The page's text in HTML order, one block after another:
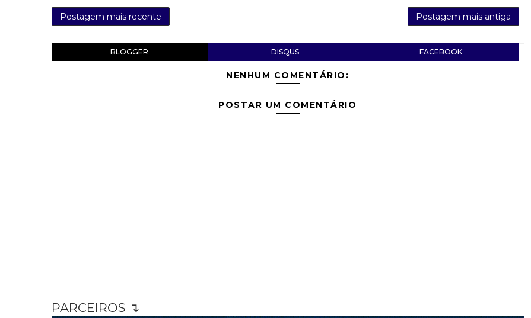
Postagem mais recente Postagem mais antiga
BLOGGER DISQUS FACEBOOK
NENHUM COMENTÁRIO:
POSTAR UM COMENTÁRIO
PARCEIROS ↴